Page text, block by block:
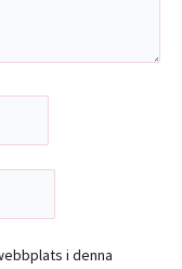
i denna